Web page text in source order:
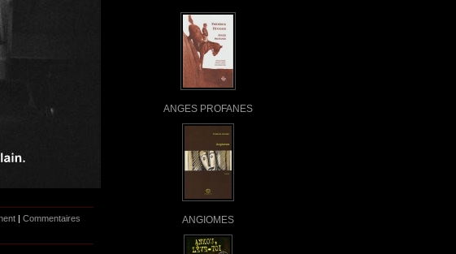
ANGES PROFANES
ANGIOMES
Commentaires